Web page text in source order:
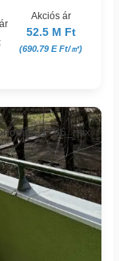
Akciós ár
52.5 M Ft
(690.79 E Ft/㎡)
1786_mix